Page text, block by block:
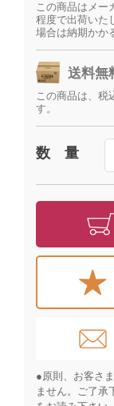
この商品はメー
程度で出荷いた
場合は納期かか
送料無
この商品は、税
す。
数 量
●原則、お客さ
ません。ご了承